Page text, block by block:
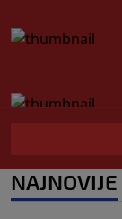
NAJNOVIJE